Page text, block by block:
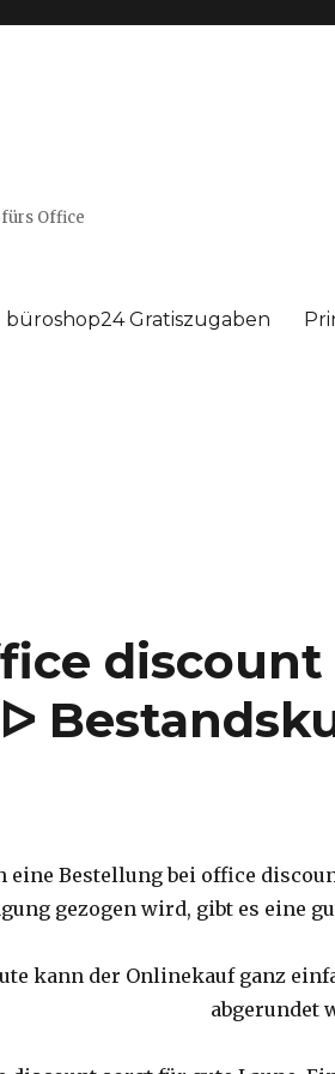
Office
büroshop24 Gratiszugaben
eine Bestellung bei office
gezogen wird, gibt es eine
kann der Onlinekauf ganz
abgerundet